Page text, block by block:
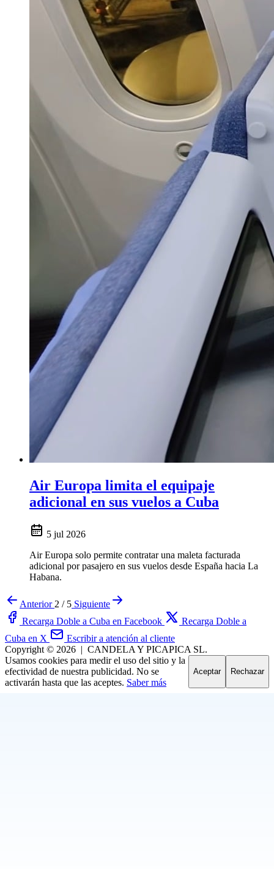
Air Europa limita el equipaje
adicional en sus vuelos a Cuba
5 jul 2026
Air Europa solo permite contratar una maleta facturada
adicional por pasajero en sus vuelos desde España hacia La
Habana.
Anterior 2 / 5 Siguiente
Recarga Doble a Cuba en Facebook
Recarga Doble a
Cuba en X
Escribir a atención al cliente
Copyright © 2026 | CANDELA Y PICAPICA SL.
Usamos cookies para medir el uso del sitio y la
efectividad de nuestra publicidad. No se
activarán hasta que las aceptes. Saber más
Aceptar Rechazar